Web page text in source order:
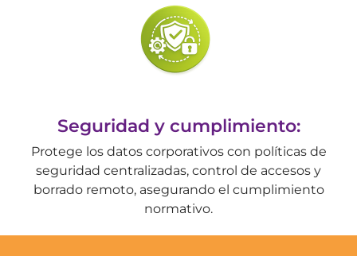
Seguridad y cumplimiento:
Protege los datos corporativos con políticas de
seguridad centralizadas, control de accesos y
borrado remoto, asegurando el cumplimiento
normativo.